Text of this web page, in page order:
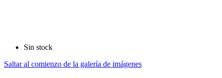
Sin stock
Saltar al comienzo de la galería de imágenes